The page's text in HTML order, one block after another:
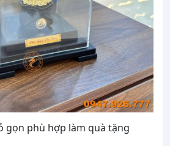
gọn phù hợp làm quà tặng